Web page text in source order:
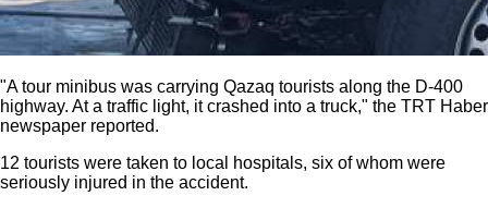
"A tour minibus was carrying Qazaq tourists along the D-400
highway. At a traffic light, it crashed into a truck," the TRT Haber
newspaper reported.
12 tourists were taken to local hospitals, six of whom were
seriously injured in the accident.